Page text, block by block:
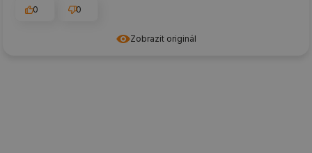
Zobrazit originál
0
0